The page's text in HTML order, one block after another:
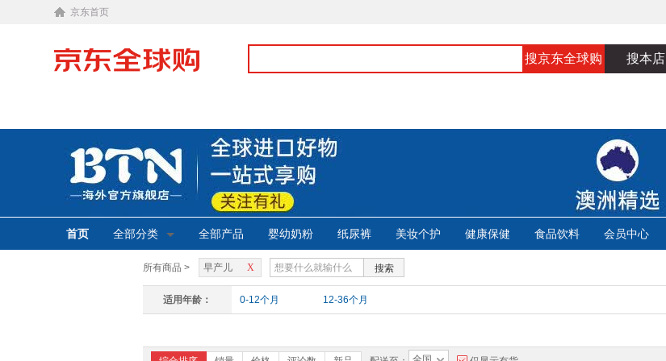
京东首页
搜京东全球购 搜本店
首页 全部分类 全部产品 婴幼奶粉 纸尿裤 美妆个护 健康保健 食品饮料 会员中心
所有商品 > X
早产儿 搜索
适用年龄： 0-12个月 12-36个月